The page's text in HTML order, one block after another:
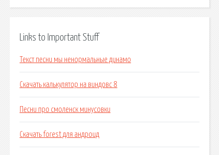
Links to Important Stuff
Текст песни мы ненормальные динамо
Скачать калькулятор на виндовс 8
Песни про смоленск минусовки
Скачать forest для андроид